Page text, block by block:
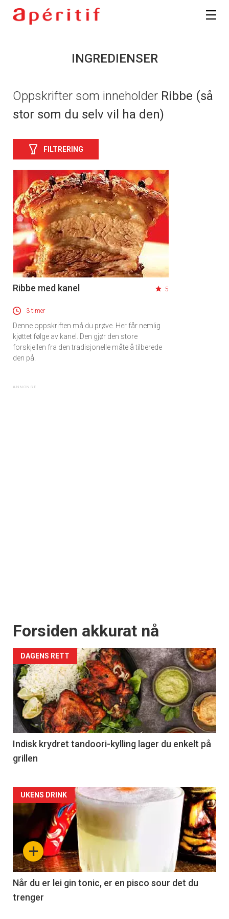
INGREDIENSER
Oppskrifter som inneholder Ribbe (så
stor som du selv vil ha den)
FILTRERING
Ribbe med kanel 5
3 timer
Denne oppskriften må du prøve. Her får nemlig
kjøttet følge av kanel. Den gjør den store
forskjellen fra den tradisjonelle måte å tilberede
den på.
Forsiden akkurat nå
DAGENS RETT
Indisk krydret tandoori-kylling lager du enkelt på
grillen
Forsiden
akkurat
nå
-
2
+
UKENS DRINK
Når du er lei gin tonic, er en pisco sour det du
trenger